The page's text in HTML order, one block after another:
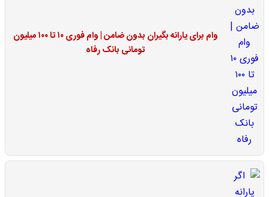
وام برای یارانه بگیران بدون ضامن | وام فوری ۱۰ تا ۱۰۰ میلیون
تومانی بانک رفاه